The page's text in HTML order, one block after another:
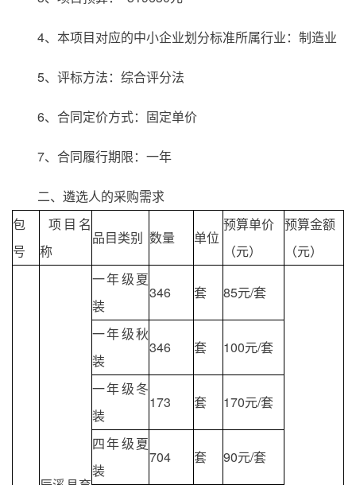
4、本项目对应的中小企业划分标准所属行业：制造业
5、评标方法：综合评分法
6、合同定价方式：固定单价
7、合同履行期限：一年
二、遴选人的采购需求
包
号
项目名
称
品目类别 数量 单位
预算单价
（元）
预算金额
（元）
一年级夏
装
346 套 85元/套
一年级秋
装
346 套 100元/套
一年级冬
装
173 套 170元/套
四年级夏
装
704 套 90元/套